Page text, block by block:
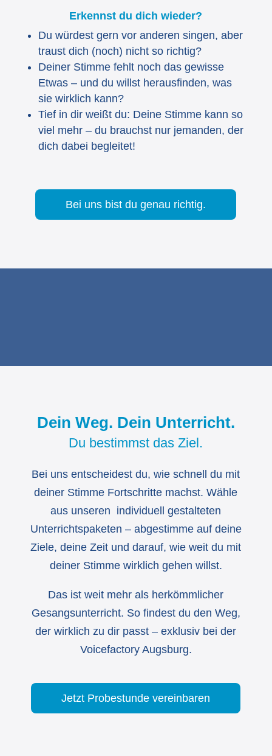
Erkennst du dich wieder?
Du würdest gern vor anderen singen, aber
traust dich (noch) nicht so richtig?
Deiner Stimme fehlt noch das gewisse
Etwas – und du willst herausfinden, was
sie wirklich kann?
Tief in dir weißt du: Deine Stimme kann so
viel mehr – du brauchst nur jemanden, der
dich dabei begleitet!
Bei uns bist du genau richtig.
Dein Weg. Dein Unterricht.
Du bestimmst das Ziel.
Bei uns entscheidest du, wie schnell du mit
deiner Stimme Fortschritte machst. Wähle
aus unseren individuell gestalteten
Unterrichtspaketen – abgestimme auf deine
Ziele, deine Zeit und darauf, wie weit du mit
deiner Stimme wirklich gehen willst.
Das ist weit mehr als herkömmlicher
Gesangsunterricht. So findest du den Weg,
der wirklich zu dir passt – exklusiv bei der
Voicefactory Augsburg.
Jetzt Probestunde vereinbaren